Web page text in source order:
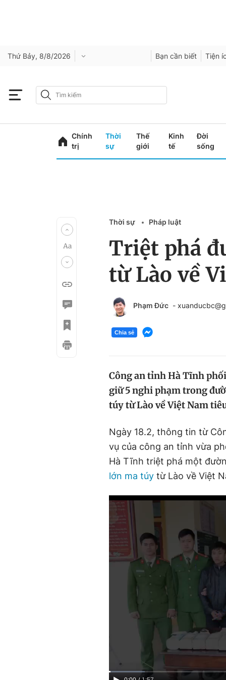
Thứ Bảy, 8/8/2026 Bạn cần biết Tiện
Chính
trị
Thời
sự
Thế
giới
Kinh
tế
Đời
sống
Thời sự Pháp luật
Triệt phá
từ Lào về
Phạm Đức -
Chia sẻ
Công an tỉnh Hà Tĩnh
giữ 5 nghi phạm trong
túy từ Lào về Việt Nam
Ngày 18.2, thông tin từ
vụ của công an tỉnh vừa
Hà Tĩnh triệt phá một
lớn ma túy từ Lào về Việt